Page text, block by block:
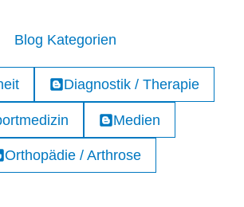
Blog Kategorien
Diagnostik / Therapie
Medien
Orthopädie / Arthrose